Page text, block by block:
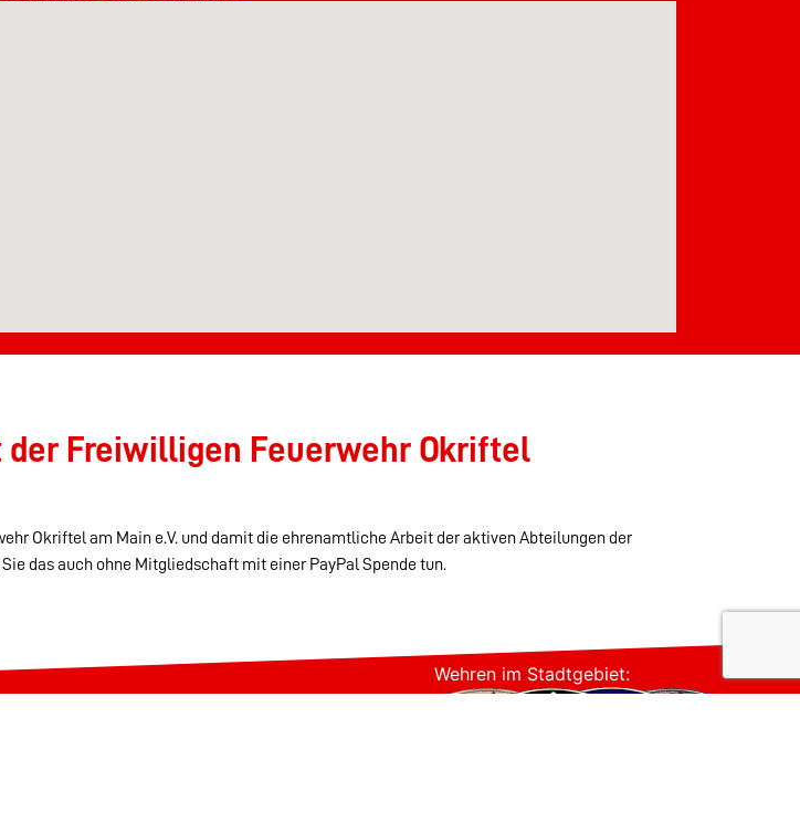
Freiwilligen Feuerwehr Okriftel
Okriftel am Main e.V. und damit die ehrenamtliche Arbeit der aktiven Abteilungen der
das auch ohne Mitgliedschaft mit einer PayPal Spende tun.
Wehren im Stadtgebiet: